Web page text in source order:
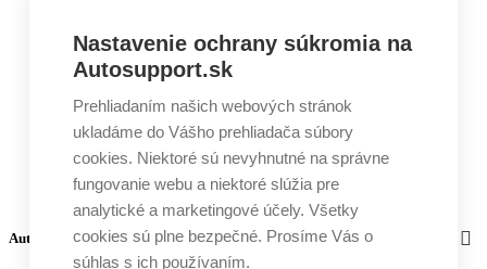
Autosupport
Nastavenie ochrany súkromia na
Autosupport.sk
Prehliadaním našich webových stránok
ukladáme do Vášho prehliadača súbory
cookies. Niektoré sú nevyhnutné na správne
fungovanie webu a niektoré slúžia pre
analytické a marketingové účely. Všetky
cookies sú plne bezpečné. Prosíme Vás o
súhlas s ich používaním.